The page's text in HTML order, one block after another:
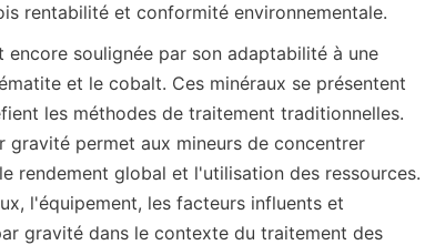
rentabilité et conformité environnementale.
soulignée par son adaptabilité à une
et le cobalt. Ces minéraux se présentent
les méthodes de traitement traditionnelles.
gravité permet aux mineurs de concentrer
rendement global et l'utilisation des ressources.
l'équipement, les facteurs influents et
gravité dans le contexte du traitement des